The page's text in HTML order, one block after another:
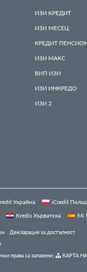
ИЗИ КРЕДИТ
ИЗИ МЕСЕЦ
КРЕДИТ
ИЗИ МАКС
ВИП ИЗИ
ИЗИ ИНКРЕДО
ИЗИ 2
Украйна iCredit
Kredis Хърватска Mi
Декларация за достъпност
права са запазени.
КАРТА